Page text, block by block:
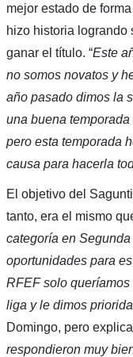
mejor estado de
hizo historia logrando
ganar el título. “Este
no somos novatos y
año pasado dimos la
una buena
pero esta temporada
causa para hacerla
El objetivo del
tanto, era el mismo
categoría en
oportunidades para
RFEF solo queríamos
liga y le dimos
Domingo, pero
respondieron muy